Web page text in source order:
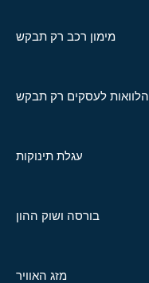
מימון רכב רק תבקש
הלוואות לעסקים רק תבקש
עגלת תינוקות
בורסה ושוק ההון
מזג האוויר